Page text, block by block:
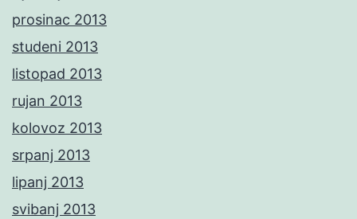
prosinac 2013
studeni 2013
listopad 2013
rujan 2013
kolovoz 2013
srpanj 2013
lipanj 2013
svibanj 2013